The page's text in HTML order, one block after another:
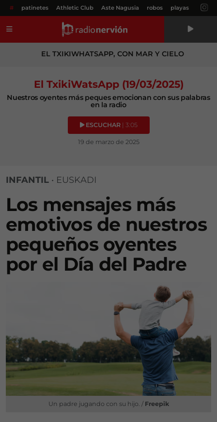
# patinetes Athletic Club Aste Nagusia robos playas
EL TXIKIWHATSAPP, CON MAR Y CIELO
El TxikiWatsApp (19/03/2025)
Nuestros oyentes más peques emocionan con sus palabras
en la radio
ESCUCHAR | 3:05
19 de marzo de 2025
INFANTIL • EUSKADI
Los mensajes más
emotivos de nuestros
pequeños oyentes
por el Día del Padre
Un padre jugando con su hijo. / Freepik